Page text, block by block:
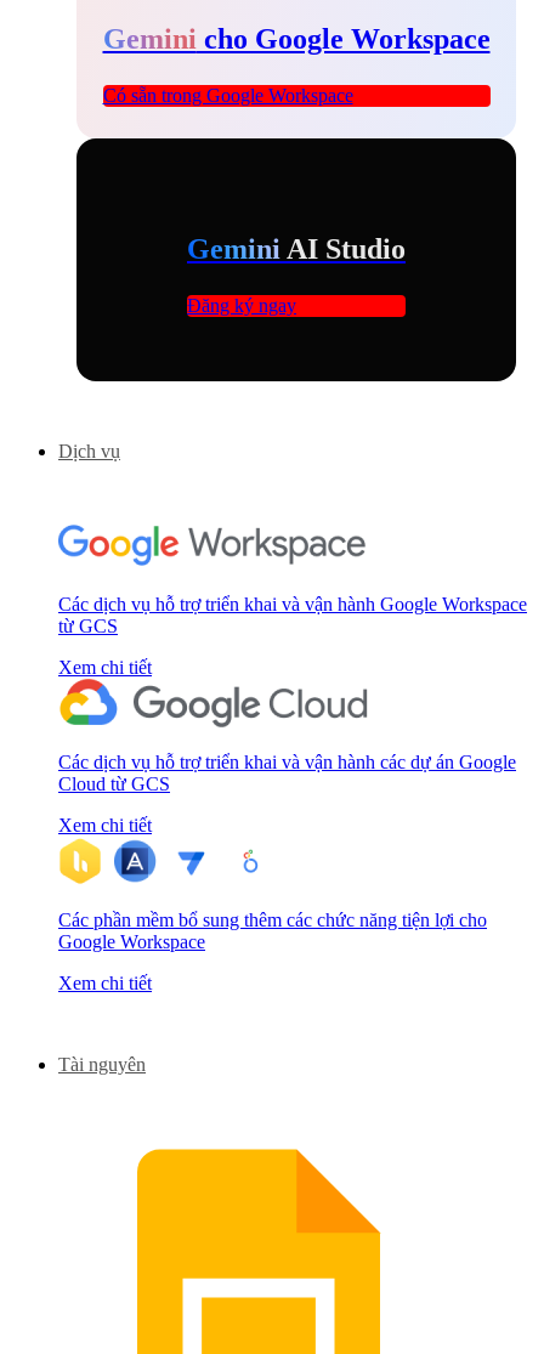
Gemini cho Google Workspace
Có sẵn trong Google Workspace
Gemini AI Studio
Đăng ký ngay
Dịch vụ
Các dịch vụ hỗ trợ triển khai và vận hành Google Workspace
từ GCS
Xem chi tiết
Các dịch vụ hỗ trợ triển khai và vận hành các dự án Google
Cloud từ GCS
Xem chi tiết
Các phần mềm bổ sung thêm các chức năng tiện lợi cho
Google Workspace
Xem chi tiết
Tài nguyên